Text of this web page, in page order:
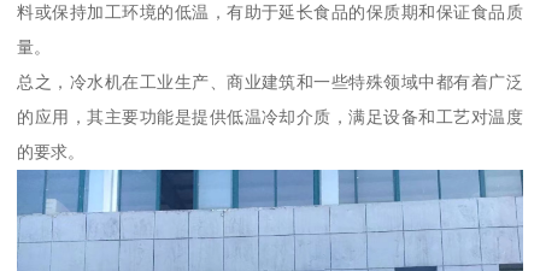
料或保持加工环境的低温，有助于延长食品的保质期和保证食品质
量。
总之，冷水机在工业生产、商业建筑和一些特殊领域中都有着广泛
的应用，其主要功能是提供低温冷却介质，满足设备和工艺对温度
的要求。